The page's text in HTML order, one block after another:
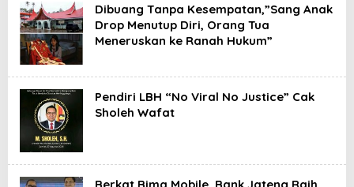
Dibuang Tanpa Kesempatan,”Sang Anak
Drop Menutup Diri, Orang Tua
Meneruskan ke Ranah Hukum”
Pendiri LBH “No Viral No Justice” Cak
Sholeh Wafat